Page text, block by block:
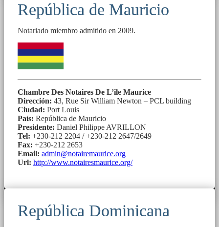
República de Mauricio
Notariado miembro admitido en 2009.
Chambre Des Notaires De L’ile Maurice
Dirección: 43, Rue Sir William Newton – PCL building
Ciudad: Port Louis
País: República de Mauricio
Presidente: Daniel Philippe AVRILLON
Tel: +230-212 2204 / +230-212 2647/2649
Fax: +230-212 2653
Email: admin@notairemaurice.org
Url: http://www.notairesmaurice.org/
República Dominicana